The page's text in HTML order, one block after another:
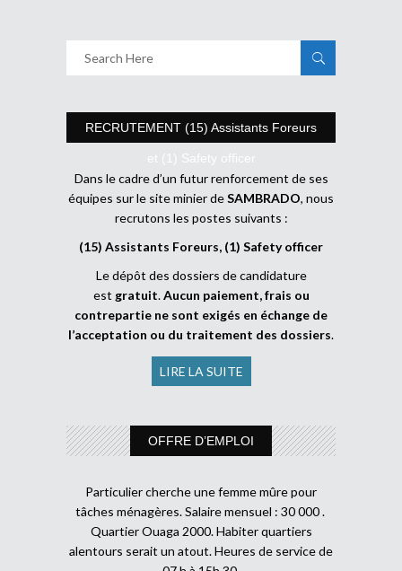
RECRUTEMENT (15) Assistants Foreurs
et (1) Safety officer
Dans le cadre d’un futur renforcement de ses
équipes sur le site minier deSAMBRADO, nous
recrutons les postes suivants :
(15) Assistants Foreurs, (1) Safety officer
Le dépôt des dossiers de candidature
est gratuit.Aucun paiement, frais ou
contrepartie ne sont exigés en échange de
l’acceptation ou du traitement des dossiers.
LIRE LA SUITE
OFFRE D’EMPLOI
Particulier cherche une femme mûre pour
tâches ménagères. Salaire mensuel : 30 000 .
Quartier Ouaga 2000. Habiter quartiers
alentours serait un atout. Heures de service de